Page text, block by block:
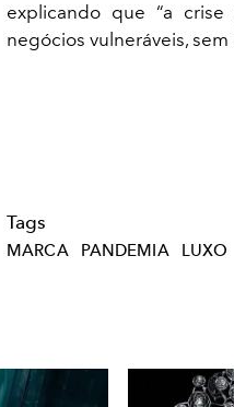
explicando que “a
negócios vulneráveis,
Tags
MARCA PANDEMIA LUXO